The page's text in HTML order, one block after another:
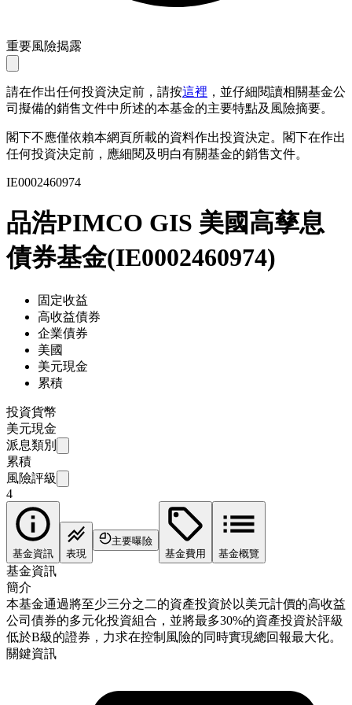
重要風險揭露
請在作出任何投資決定前，請按這裡 ，並仔細閱讀相關基金公
司擬備的銷售文件中所述的本基金的主要特點及風險摘要。
閣下不應僅依賴本網頁所載的資料作出投資決定。閣下在作出
任何投資決定前，應細閱及明白有關基金的銷售文件。
IE0002460974
品浩PIMCO GIS 美國高孳息
債券基金(IE0002460974)
固定收益
高收益債券
企業債券
美國
美元現金
累積
投資貨幣
美元現金
派息類別
累積
風險評級
4
基金資訊 表現
主要曝險
基金費用
基金概覽
基金資訊
簡介
本基金通過將至少三分之二的資產投資於以美元計價的高收益
公司債券的多元化投資組合，並將最多30%的資產投資於評級
低於B級的證券，力求在控制風險的同時實現總回報最大化。
關鍵資訊